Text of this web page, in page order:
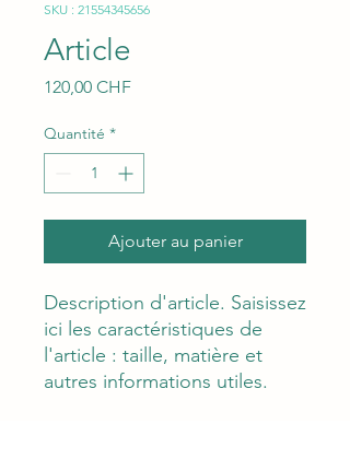
SKU : 21554345656
Article
120,00 CHFPrix
Quantité *
Ajouter au panier
Description d'article. Saisissez
ici les caractéristiques de
l'article : taille, matière et
autres informations utiles.